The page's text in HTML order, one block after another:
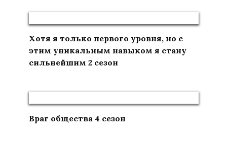
Хотя я только первого уровня, но с
этим уникальным навыком я стану
сильнейшим 2 сезон
Враг общества 4 сезон